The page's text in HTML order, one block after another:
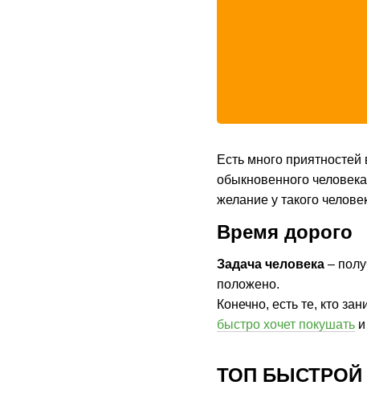
Есть много
обыкновенного
желание у такого
Время дорого
Задача человека –
положено.
Конечно, есть те, кто
быстро хочет покушать
ТОП